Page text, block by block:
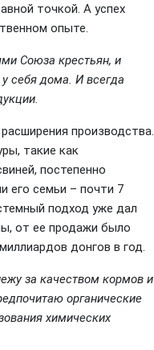
точкой. А успех
опыте.
Союза крестьян, и
себя дома. И всегда
производства.
такие как
постепенно
его семьи – почти 7
подход уже дал
от ее продажи было
донгов в год.
за качеством кормов и
органические
химических